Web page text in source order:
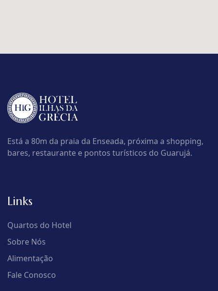
Está a 80m da praia da Enseada, próxima a shopping,
bares, restaurante e pontos turísticos do Guarujá.
Links
Quartos do Hotel
Sobre Nós
Alimentação
Fale Conosco